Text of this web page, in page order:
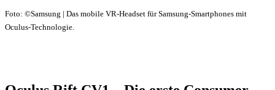
Foto: ©Samsung | Das mobile VR-Headset für Samsung-Smartphones mit
Oculus-Technologie.